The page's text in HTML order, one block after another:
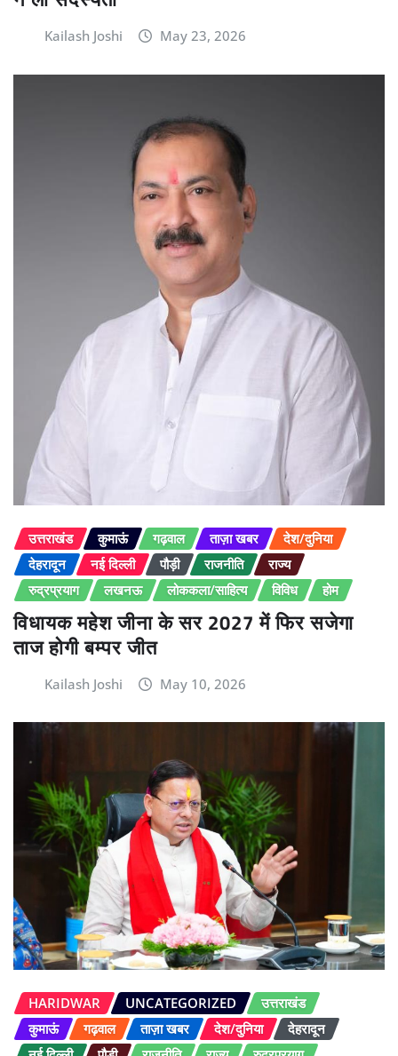
Kailash Joshi May 23, 2026
उत्तराखंड कुमाऊं गढ़वाल ताज़ा खबर
देश/दुनिया
देहरादून
नई दिल्ली पौड़ी राजनीति
राज्य
रुद्रप्रयाग
लखनऊ लोककला/साहित्य विविध होम
विधायक महेश जीना के सर 2027 में फिर सजेगा
ताज होगी बम्पर जीत
Kailash Joshi May 10, 2026
HARIDWAR UNCATEGORIZED
उत्तराखंड
कुमाऊं
गढ़वाल ताज़ा खबर देश/दुनिया
देहरादून